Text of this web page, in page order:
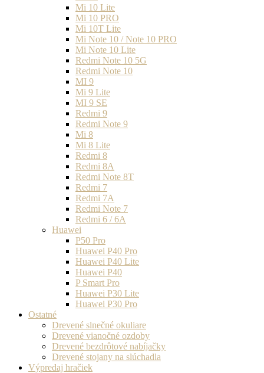
Mi 10 Lite
Mi 10 PRO
Mi 10T Lite
Mi Note 10 / Note 10 PRO
Mi Note 10 Lite
Redmi Note 10 5G
Redmi Note 10
MI 9
Mi 9 Lite
MI 9 SE
Redmi 9
Redmi Note 9
Mi 8
Mi 8 Lite
Redmi 8
Redmi 8A
Redmi Note 8T
Redmi 7
Redmi 7A
Redmi Note 7
Redmi 6 / 6A
Huawei
P50 Pro
Huawei P40 Pro
Huawei P40 Lite
Huawei P40
P Smart Pro
Huawei P30 Lite
Huawei P30 Pro
Ostatné
Drevené slnečné okuliare
Drevené vianočné ozdoby
Drevené bezdrôtové nabíjačky
Drevené stojany na slúchadla
Výpredaj hračiek